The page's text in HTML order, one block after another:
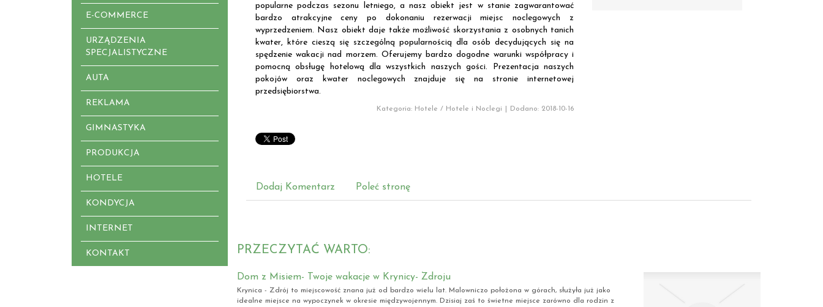
E-COMMERCE
URZĄDZENIA
SPECJALISTYCZNE
AUTA
REKLAMA
GIMNASTYKA
PRODUKCJA
HOTELE
KONDYCJA
INTERNET
KONTAKT
popularne podczas sezonu letniego, a nasz obiekt jest w stanie zagwarantować
bardzo atrakcyjne ceny po dokonaniu rezerwacji miejsc noclegowych z
wyprzedzeniem. Nasz obiekt daje także możliwość skorzystania z osobnych tanich
kwater, które cieszą się szczególną popularnością dla osób decydujących się na
spędzenie wakacji nad morzem. Oferujemy bardzo dogodne warunki współpracy i
pomocną obsługę hotelową dla wszystkich naszych gości. Prezentacja naszych
pokojów oraz kwater noclegowych znajduje się na stronie internetowej
przedsiębiorstwa.
Kategoria: Hotele / Hotele i Noclegi Dodano: 2018-10-16
Dodaj Komentarz Poleć stronę
PRZECZYTAĆ WARTO:
Dom z Misiem- Twoje wakacje w Krynicy- Zdroju
Krynica - Zdrój to miejscowość znana już od bardzo wielu lat. Malowniczo położona w górach, służyła już jako
idealne miejsce na wypoczynek w okresie międzywojennym. Dzisiaj zaś to świetne miejsce zarówno dla rodzin z